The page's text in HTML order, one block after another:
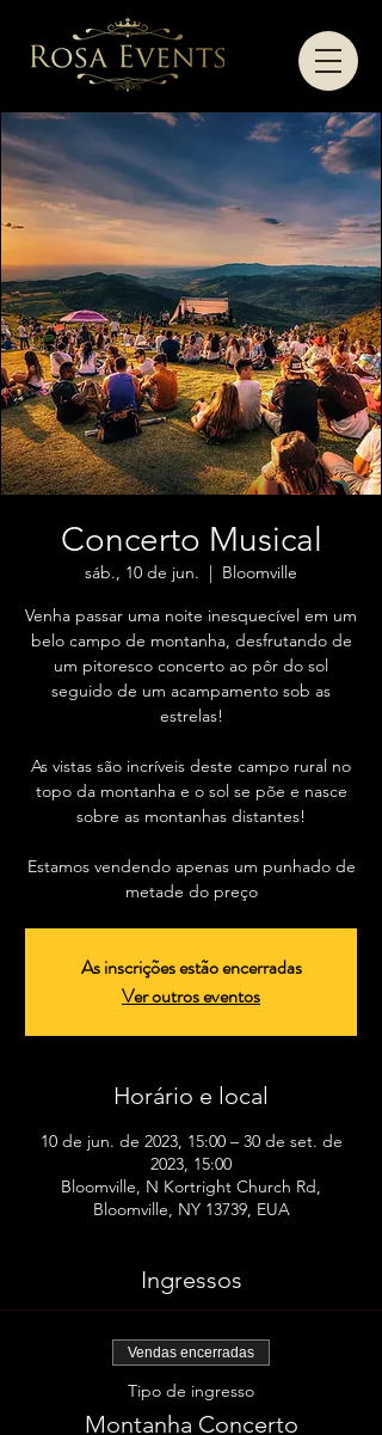
Concerto Musical
sáb., 10 de jun.
  |
Bloomville
Venha passar uma noite inesquecível em um
belo campo de montanha, desfrutando de
um pitoresco concerto ao pôr do sol
seguido de um acampamento sob as
estrelas!
As vistas são incríveis deste campo rural no
topo da montanha e o sol se põe e nasce
sobre as montanhas distantes!
Estamos vendendo apenas um punhado de
metade do preço
As inscrições estão encerradas
Ver outros eventos
Horário e local
10 de jun. de 2023, 15:00 – 30 de set. de
2023, 15:00
Bloomville, N Kortright Church Rd,
Bloomville, NY 13739, EUA
Ingressos
Vendas encerradas
Tipo de ingresso
Montanha Concerto